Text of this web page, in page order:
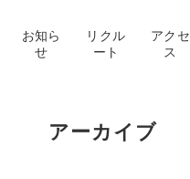
お知ら
せ
リクル
ート
アクセ
ス
アーカイブ